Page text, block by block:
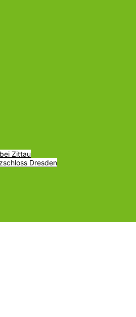
Zittau
Dresden